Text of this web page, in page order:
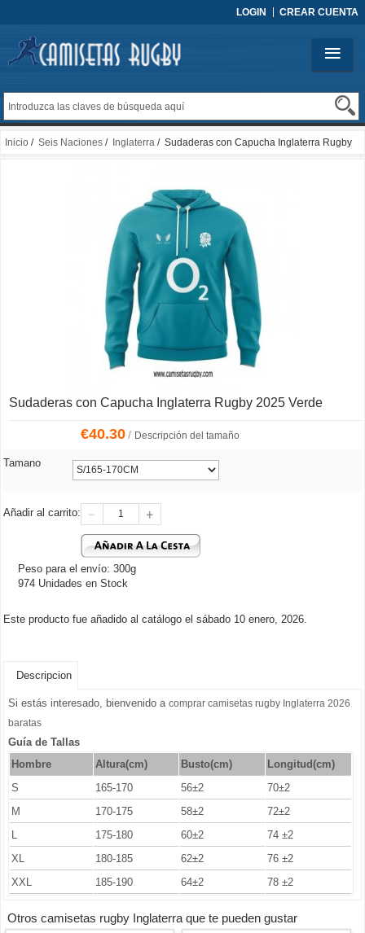
LOGIN CREAR CUENTA
Inicio / Seis Naciones / Inglaterra / Sudaderas con Capucha Inglaterra Rugby
Sudaderas con Capucha Inglaterra Rugby 2025 Verde
€40.30/ Descripción del tamaño
Tamano
Añadir al carrito:
Peso para el envío: 300g
974 Unidades en Stock
Este producto fue añadido al catálogo el sábado 10 enero, 2026.
Descripcion
Si estás interesado, bienvenido a comprar camisetas rugby Inglaterra 2026
baratas
Guía de Tallas
Hombre
Altura(cm) Busto(cm)
Longitud(cm)
S
165-170 56±2
70±2
M
170-175 58±2
72±2
L
175-180 60±2
74 ±2
XL
180-185 62±2
76 ±2
XXL
185-190 64±2 78 ±2
Otros camisetas rugby Inglaterra que te pueden gustar